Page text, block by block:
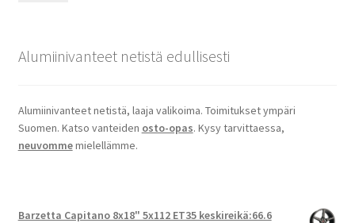
Alumiinivanteet netistä edullisesti
Alumiinivanteet netistä, laaja valikoima. Toimitukset ympäri
Suomen. Katso vanteiden osto-opas. Kysy tarvittaessa,
neuvommemielellämme.
Barzetta Capitano 8x18" 5x112 ET35 keskireikä:66.6